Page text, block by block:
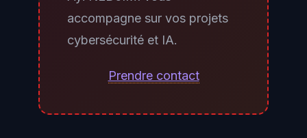
d'utilisateurs.
accompagne sur vos projets
cybersécurité et IA.
Prendre contact